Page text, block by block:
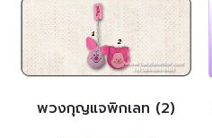
พวงกุญแจพิกเลท (2)